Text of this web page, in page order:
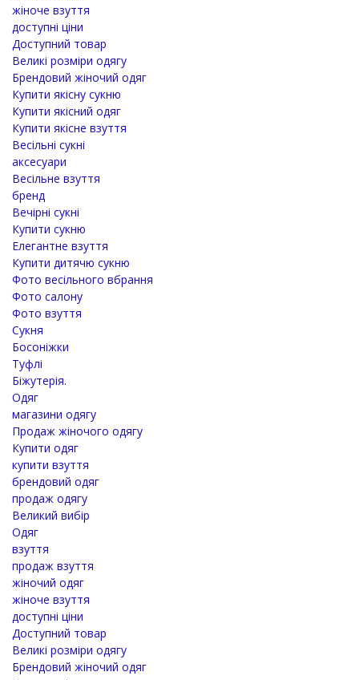
жіноче взуття
доступні ціни
Доступний товар
Великі розміри одягу
Брендовий жіночий одяг
Купити якісну сукню
Купити якісний одяг
Купити якісне взуття
Весільні сукні
аксесуари
Весільне взуття
бренд
Вечірні сукні
Купити сукню
Елегантне взуття
Купити дитячю сукню
Фото весільного вбрання
Фото салону
Фото взуття
Сукня
Босоніжки
Туфлі
Біжутерія.
Одяг
магазини одягу
Продаж жіночого одягу
Купити одяг
купити взуття
брендовий одяг
продаж одягу
Великий вибір
Одяг
взуття
продаж взуття
жіночий одяг
жіноче взуття
доступні ціни
Доступний товар
Великі розміри одягу
Брендовий жіночий одяг